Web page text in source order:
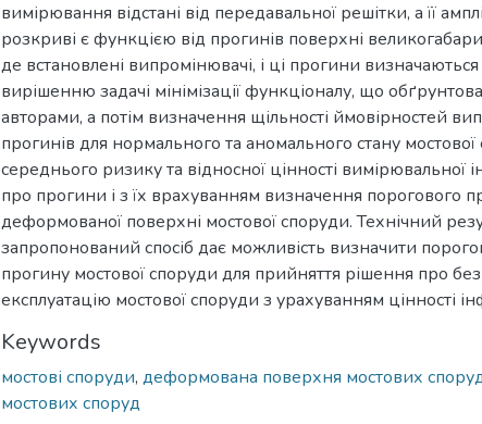
вимірювання відстані від передавальної решітки, а її
розкриві є функцією від прогинів поверхні
де встановлені випромінювачі, і ці прогини
вирішенню задачі мінімізації функціоналу, що
авторами, а потім визначення щільності ймовірностей
прогинів для нормального та аномального стану мостової
середнього ризику та відносної цінності вимірювальної
про прогини і з їх врахуванням визначення порогового
деформованої поверхні мостової споруди. Технічний
запропонований спосіб дає можливість визначити
прогину мостової споруди для прийняття рішення про
експлуатацію мостової споруди з урахуванням цінності
Keywords
мостові споруди, деформована поверхня мостових
мостових споруд